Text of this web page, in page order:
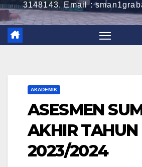
3148143. Email :
AKADEMIK
ASESMEN
AKHIR TAHUN
2023/2024